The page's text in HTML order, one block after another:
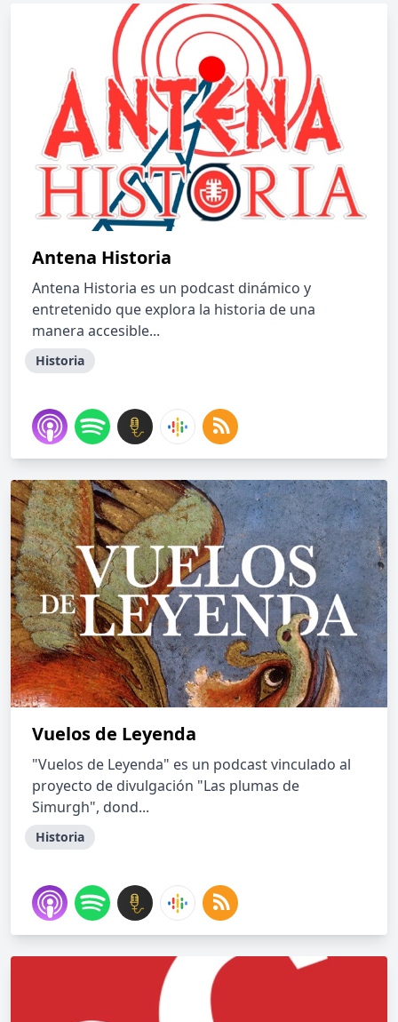
Antena Historia
Antena Historia es un podcast dinámico y
entretenido que explora la historia de una
manera accesible...
Historia
Vuelos de Leyenda
"Vuelos de Leyenda" es un podcast vinculado al
proyecto de divulgación "Las plumas de
Simurgh", dond...
Historia